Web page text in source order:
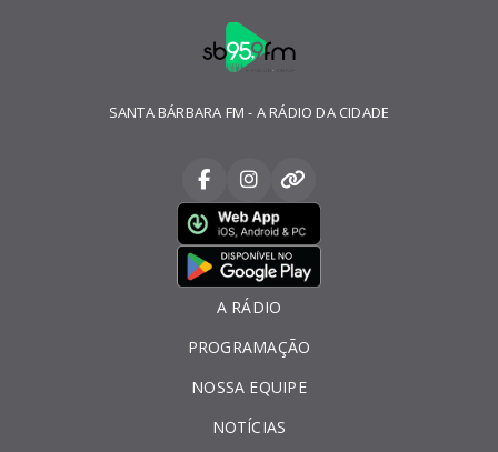
SANTA BÁRBARA FM - A RÁDIO DA CIDADE
A RÁDIO
PROGRAMAÇÃO
NOSSA EQUIPE
NOTÍCIAS